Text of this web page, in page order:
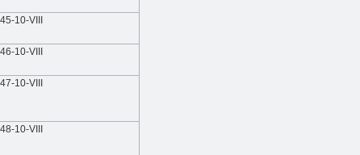
10-VIIІ
10-VIIІ
10-VIIІ
10-VIIІ